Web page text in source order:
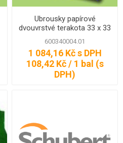
Ubrousky papírové
dvouvrstvé terakota 33 x 33
cm, 200 ks
600340004.01
1 084,16 Kč s DPH
108,42 Kč / 1 bal (s
DPH)